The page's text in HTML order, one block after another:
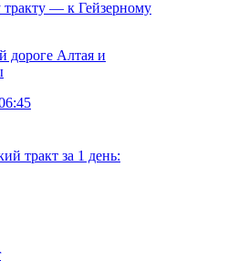
— к Гейзерному
дороге Алтая и